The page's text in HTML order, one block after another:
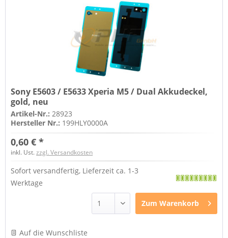
Sony E5603 / E5633 Xperia M5 / Dual Akkudeckel,
gold, neu
Artikel-Nr.: 28923
Hersteller Nr.: 199HLY0000A
0,60 € *
inkl. Ust.zzgl. Versandkosten
Sofort versandfertig, Lieferzeit ca. 1-3
Werktage
Zum Warenkorb
Auf die Wunschliste